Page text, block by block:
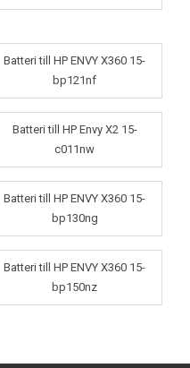
Batteri till HP ENVY X360 15-
bp121nf
Batteri till HP Envy X2 15-
c011nw
Batteri till HP ENVY X360 15-
bp130ng
Batteri till HP ENVY X360 15-
bp150nz